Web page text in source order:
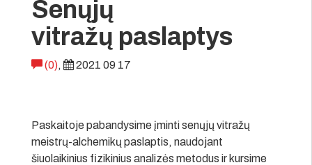
Senųjų
vitražų paslaptys
(0), 2021 09 17
Paskaitoje pabandysime įminti senųjų vitražų
meistrų-alchemikų paslaptis, naudojant
šiuolaikinius fizikinius analizės metodus ir kursime